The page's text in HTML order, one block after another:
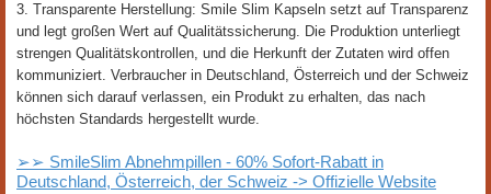
3. Transparente Herstellung: Smile Slim Kapseln setzt auf Transparenz
und legt großen Wert auf Qualitätssicherung. Die Produktion unterliegt
strengen Qualitätskontrollen, und die Herkunft der Zutaten wird offen
kommuniziert. Verbraucher in Deutschland, Österreich und der Schweiz
können sich darauf verlassen, ein Produkt zu erhalten, das nach
höchsten Standards hergestellt wurde.
➢➢ SmileSlim Abnehmpillen - 60% Sofort-Rabatt in
Deutschland, Österreich, der Schweiz -> Offizielle Website